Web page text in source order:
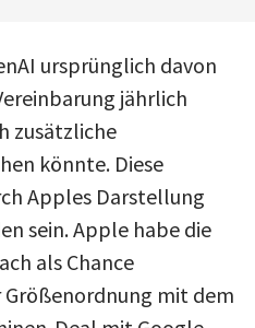
ursprünglich davon
jährlich
zusätzliche
könnte. Diese
Apples Darstellung
sein. Apple habe die
als Chance
Größenordnung mit dem